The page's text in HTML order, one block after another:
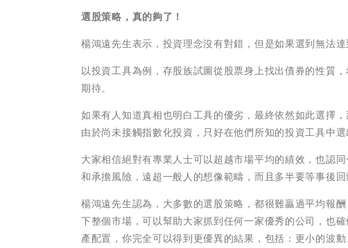
選股策略，真的夠了！
楊鴻遠先生表示，投資理念沒有對錯，但是如果選到無法達
以投資工具為例，存股族試圖從股票身上找出債券的性質
期待。
如果有人知道真相也明白工具的優劣，最終依然如此選擇
由於尚未接觸指數化投資，只好在他們所知的投資工具中選
大家相信絕對有專業人士可以超越市場平均的績效，也認
和承擔風險，遠超一般人的想像範疇，而且多半要等事後回
楊鴻遠先生認為，大多數的選股策略，都很難贏過平均報
下整個市場，可以幫助大家抓到任何一家優秀的公司，也
產配置，你完全可以得到更優異的結果，包括：更小的